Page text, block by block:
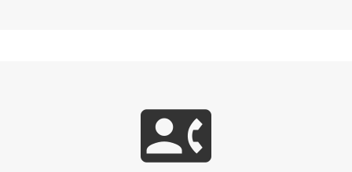
contact_phone